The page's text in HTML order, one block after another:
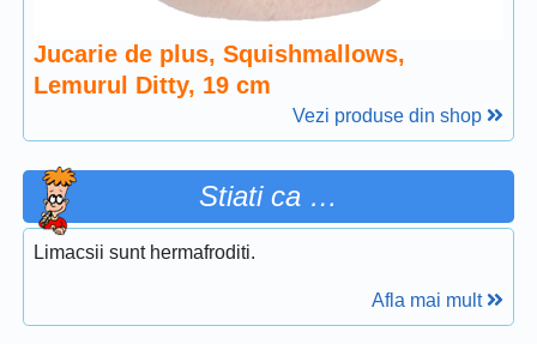
Jucarie de plus, Squishmallows,
Lemurul Ditty, 19 cm
Vezi produse din shop
Stiati ca …
Limacsii sunt hermafroditi.
Afla mai mult